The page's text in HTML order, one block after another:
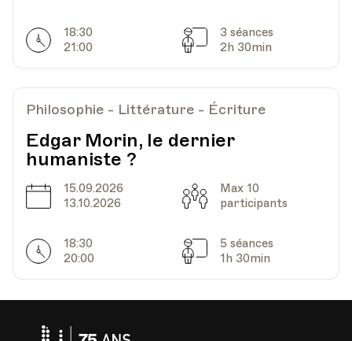
Horarires
18:30
21:00
Séances
3 séances
2h 30min
Philosophie - Littérature - Écriture
Edgar Morin, le dernier
humaniste ?
Date
15.09.2026
13.10.2026
Capacité
Max 10
participants
Horarires
18:30
20:00
Séances
5 séances
1h 30min